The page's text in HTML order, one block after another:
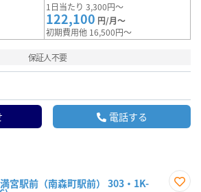
1日当たり 3,300円～
122,100 円/月～
初期費用他 16,500円～
保証人不要
電話する
宮駅前（南森町駅前） 303・1K-